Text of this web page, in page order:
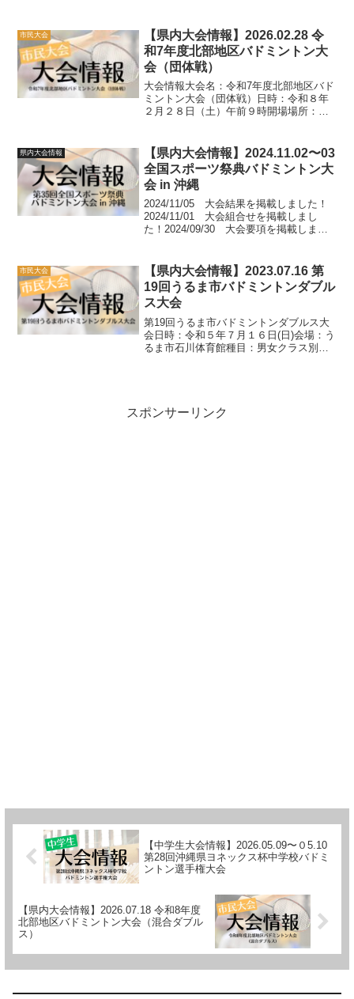
（男女別A・B・Cクラス共に３ダブル
ス）参...
市民大会
【県内大会情報】2026.02.28 令
和7年度北部地区バドミントン大
会（団体戦）
大会情報大会名：令和7年度北部地区バド
ミントン大会（団体戦）日時：令和８年
２月２８日（土）午前９時開場場所：名
細は要項をご確認ください参加料：１チ
ーム ９,０００円...
県内大会情報
【県内大会情報】2024.11.02〜03
全国スポーツ祭典バドミントン大
会 in 沖縄
2024/11/05 大会結果を掲載しました！
2024/11/01 大会組合せを掲載しまし
た！2024/09/30 大会要項を掲載しまし
ル）第35回全国スポーツ祭...
市民大会
【県内大会情報】2023.07.16 第
19回うるま市バドミントンダブル
ス大会
第19回うるま市バドミントンダブルス大
会日時：令和５年７月１６日(日)会場：う
るま市石川体育館種目：男女クラス別個
スポンサーリンク
【中学生大会情報】2026.05.09〜０5.10
第28回沖縄県ヨネックス杯中学校バドミ
ントン選手権大会
【県内大会情報】2026.07.18 令和8年度
北部地区バドミントン大会（混合ダブル
ス）